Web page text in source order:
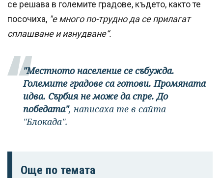
се решава в големите градове, където, както те
посочиха, "е много по-трудно да се прилагат
сплашване и изнудване“.
"Местното население се събужда.
Големите градове са готови. Промяната
идва. Сърбия не може да спре. До
победата", написаха те в сайта
"Блокада".
Още по темата